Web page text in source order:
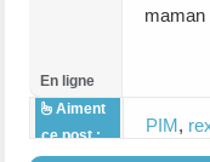
maman
En ligne
Aiment
ce post :
PIM,